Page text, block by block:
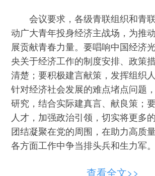
会议要求，各级青联组织和青
动广大青年投身经济主战场，为推
展贡献青春力量。要唱响中国经济
央关于经济工作的制度安排、政策
清楚；要积极建言献策，发挥组织
针对经济社会发展的难点堵点问题
研究，结合实际建真言、献良策；
人才，加强政治引领，切实将更多
团结凝聚在党的周围，在助力高质
各方面工作中争当排头兵和生力军。
会议以线上线下相结合的形式开
查看全文>>